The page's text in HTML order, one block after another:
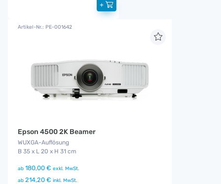
+
Artikel-Nr.: PE-001642
Epson 4500 2K Beamer
WUXGA-Auflösung
B 35 x L 20 x H 31 cm
ab 180,00 € exkl. MwSt.
ab 214,20 € inkl. MwSt.